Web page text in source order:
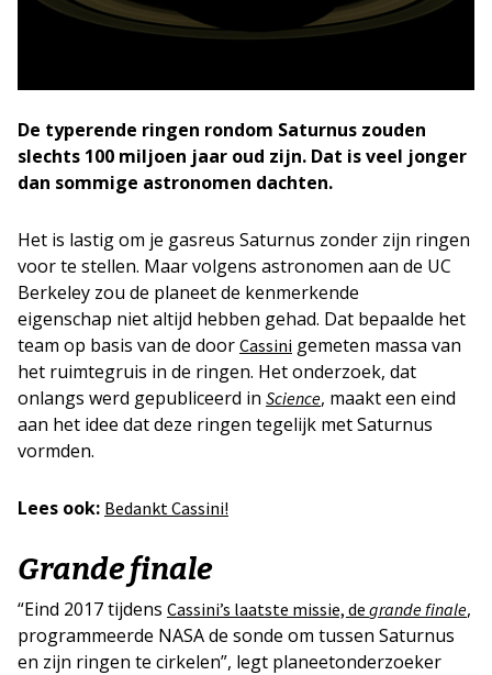
De typerende ringen rondom Saturnus zouden
slechts 100 miljoen jaar oud zijn. Dat is veel jonger
dan sommige astronomen dachten.
Het is lastig om je gasreus Saturnus zonder zijn ringen
voor te stellen. Maar volgens astronomen aan de UC
Berkeley zou de planeet de kenmerkende
eigenschap niet altijd hebben gehad. Dat bepaalde het
team op basis van de door Cassini gemeten massa van
het ruimtegruis in de ringen. Het onderzoek, dat
onlangs werd gepubliceerd in Science, maakt een eind
aan het idee dat deze ringen tegelijk met Saturnus
vormden.
Lees ook: Bedankt Cassini!
Grande finale
“Eind 2017 tijdens Cassini’s laatste missie, de grande finale,
programmeerde NASA de sonde om tussen Saturnus
en zijn ringen te cirkelen”, legt planeetonderzoeker